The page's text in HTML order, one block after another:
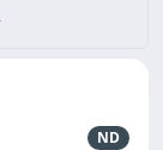
ND